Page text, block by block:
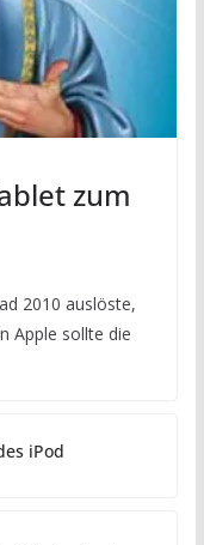
zum
2010 auslöste,
Apple sollte die
iPod